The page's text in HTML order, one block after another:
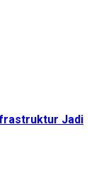
Jadi